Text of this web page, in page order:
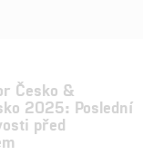
Česko &
2025: Poslední
před